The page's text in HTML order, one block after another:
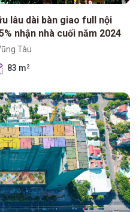
lâu dài bàn giao full nội
nhận nhà cuối năm 2024
Tàu
83 m 2